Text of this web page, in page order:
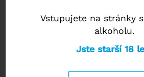
O.T. Toscana Rosso
Vstupujete na stránky
alkoholu.
Jste starší 18